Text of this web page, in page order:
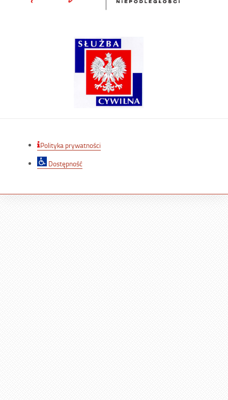
Polityka prywatności
Dostępność